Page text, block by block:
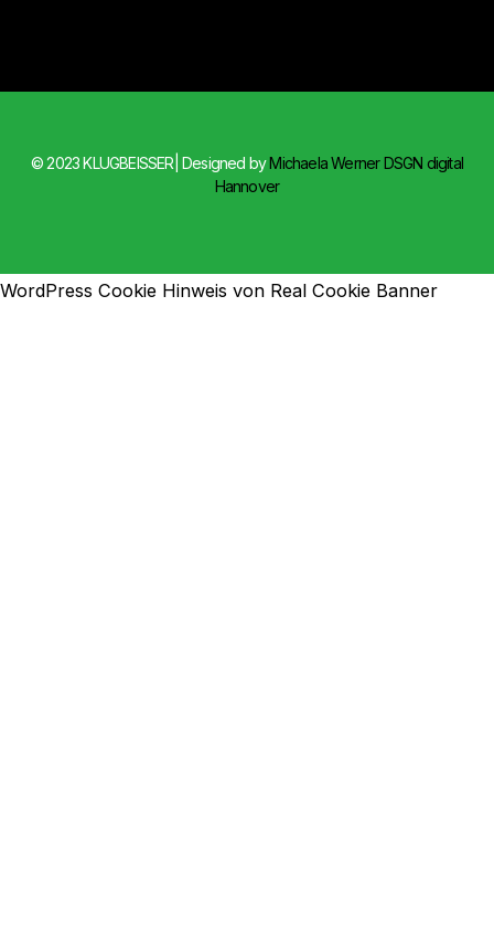
© 2023 KLUGBEISSER| Designed byMichaela Werner DSGN digital
Hannover
WordPress Cookie Hinweis von Real Cookie Banner